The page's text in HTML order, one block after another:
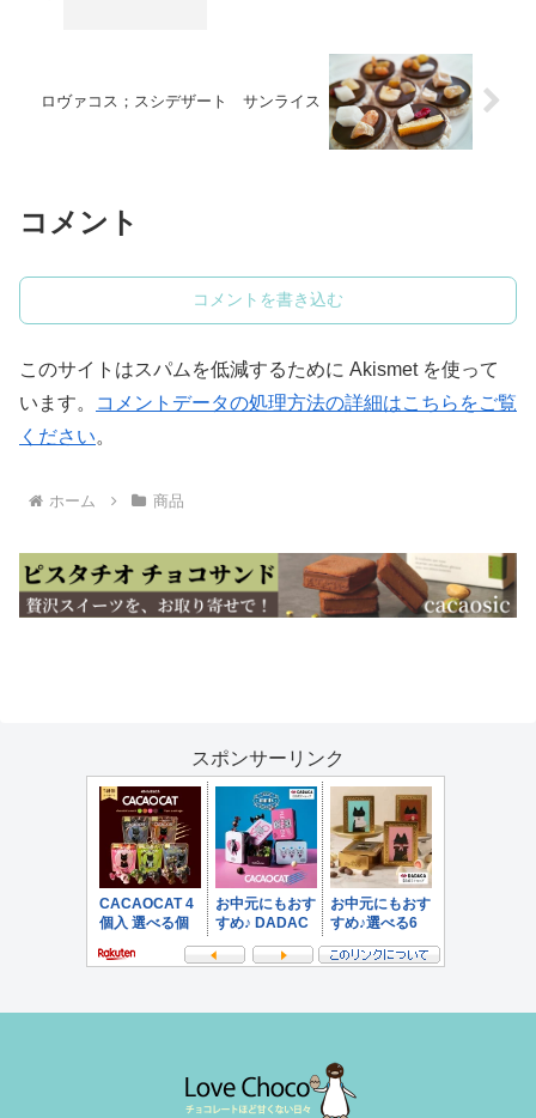
ロヴァコス；スシデザート サンライス
コメント
コメントを書き込む
このサイトはスパムを低減するために Akismet を使って
います。
コメントデータの処理方法の詳細はこちらをご覧
ください。
ホーム 商品
スポンサーリンク